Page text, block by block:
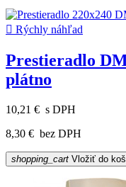
 Rýchly náhľad
Prestieradlo
plátno
10,21 € s DPH
8,30 € bez DPH
shopping_cart Vložiť do